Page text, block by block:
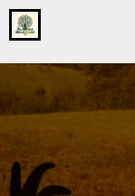
Go
to
home
onsgrotegezin.nl